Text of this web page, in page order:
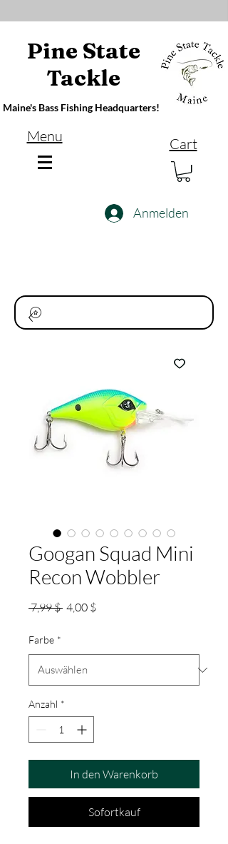
Pine State
Tackle
Maine's Bass Fishing Headquarters!
Menu Cart
Anmelden
Googan Squad Mini
Recon Wobbler
7,99 $ Standardpreis
4,00 $Sale-
Farbe *
Anzahl *
In den Warenkorb
Sofortkauf